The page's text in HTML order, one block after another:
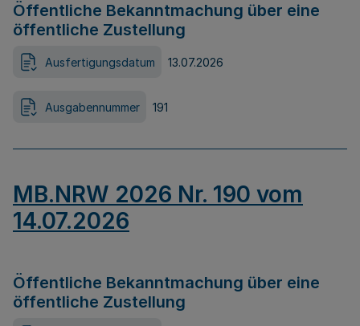
Öffentliche Bekanntmachung über eine
öffentliche Zustellung
Ausfertigungsdatum 13.07.2026
Ausgabennummer 191
MB.NRW 2026 Nr. 190 vom
14.07.2026
Öffentliche Bekanntmachung über eine
öffentliche Zustellung